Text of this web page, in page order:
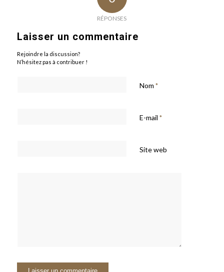
RÉPONSES
Laisser un commentaire
Rejoindre la discussion?
N’hésitez pas à contribuer !
Nom *
E-mail *
Site web